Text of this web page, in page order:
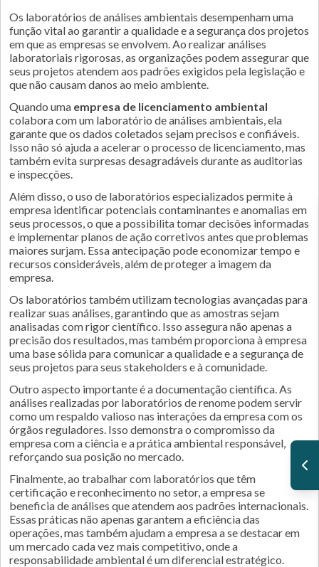
Os laboratórios de análises ambientais desempenham uma
função vital ao garantir a qualidade e a segurança dos projetos
em que as empresas se envolvem. Ao realizar análises
laboratoriais rigorosas, as organizações podem assegurar que
seus projetos atendem aos padrões exigidos pela legislação e
que não causam danos ao meio ambiente.
Quando uma empresa de licenciamento ambiental
colabora com um laboratório de análises ambientais, ela
garante que os dados coletados sejam precisos e confiáveis.
Isso não só ajuda a acelerar o processo de licenciamento, mas
também evita surpresas desagradáveis durante as auditorias
e inspecções.
Além disso, o uso de laboratórios especializados permite à
empresa identificar potenciais contaminantes e anomalias em
seus processos, o que a possibilita tomar decisões informadas
e implementar planos de ação corretivos antes que problemas
maiores surjam. Essa antecipação pode economizar tempo e
recursos consideráveis, além de proteger a imagem da
empresa.
Os laboratórios também utilizam tecnologias avançadas para
realizar suas análises, garantindo que as amostras sejam
analisadas com rigor científico. Isso assegura não apenas a
precisão dos resultados, mas também proporciona à empresa
uma base sólida para comunicar a qualidade e a segurança de
seus projetos para seus stakeholders e à comunidade.
Outro aspecto importante é a documentação científica. As
análises realizadas por laboratórios de renome podem servir
como um respaldo valioso nas interações da empresa com os
órgãos reguladores. Isso demonstra o compromisso da
empresa com a ciência e a prática ambiental responsável,
reforçando sua posição no mercado.
Finalmente, ao trabalhar com laboratórios que têm
certificação e reconhecimento no setor, a empresa se
beneficia de análises que atendem aos padrões internacionais.
Essas práticas não apenas garantem a eficiência das
operações, mas também ajudam a empresa a se destacar em
um mercado cada vez mais competitivo, onde a
responsabilidade ambiental é um diferencial estratégico.